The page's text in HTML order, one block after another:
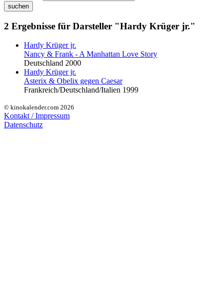
suchen
2 Ergebnisse für Darsteller "Hardy Krüger jr."
Hardy Krüger jr.
Nancy & Frank - A Manhattan Love Story
Deutschland 2000
Hardy Krüger jr.
Asterix & Obelix gegen Caesar
Frankreich/Deutschland/Italien 1999
© kinokalender.com 2026
Kontakt / Impressum
Datenschutz